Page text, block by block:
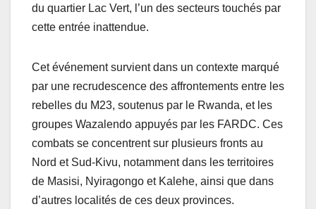
du quartier Lac Vert, l’un des secteurs touchés par
cette entrée inattendue.
Cet événement survient dans un contexte marqué
par une recrudescence des affrontements entre les
rebelles du M23, soutenus par le Rwanda, et les
groupes Wazalendo appuyés par les FARDC. Ces
combats se concentrent sur plusieurs fronts au
Nord et Sud-Kivu, notamment dans les territoires
de Masisi, Nyiragongo et Kalehe, ainsi que dans
d’autres localités de ces deux provinces.